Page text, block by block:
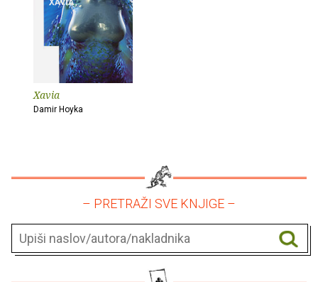
Xavia
Damir Hoyka
– PRETRAŽI SVE KNJIGE –